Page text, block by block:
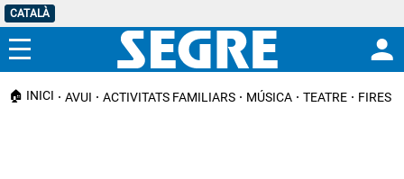
CATALÀ
Menú
🏠 INICI AVUI ACTIVITATS FAMILIARS MÚSICA TEATRE FIRES I